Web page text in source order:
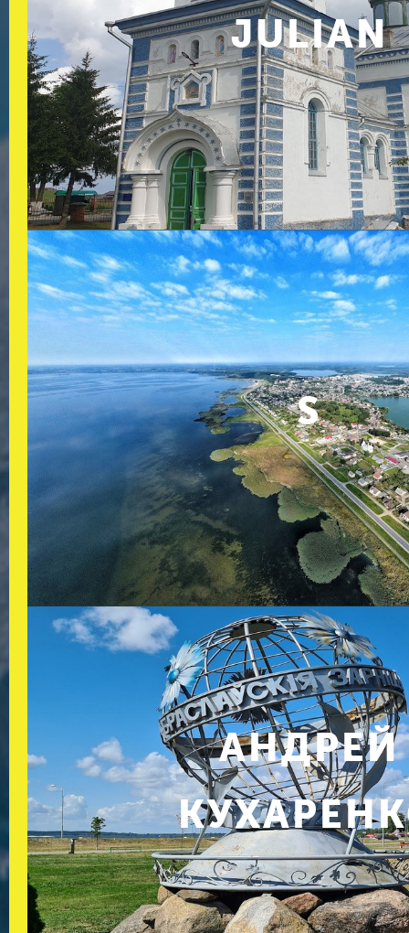
JULIAN
S
АНДРЕЙ